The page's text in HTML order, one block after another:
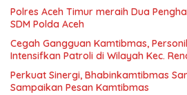
Polres Aceh Timur meraih Dua
SDM Polda Aceh
Cegah Gangguan Kamtibmas,
Intensifkan Patroli di Wilayah Kec.
Perkuat Sinergi, Bhabinkamtibmas
Sampaikan Pesan Kamtibmas